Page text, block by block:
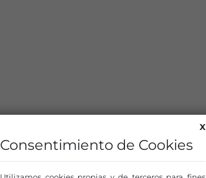
X
Consentimiento de Cookies